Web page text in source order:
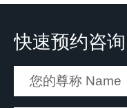
快速预约咨询